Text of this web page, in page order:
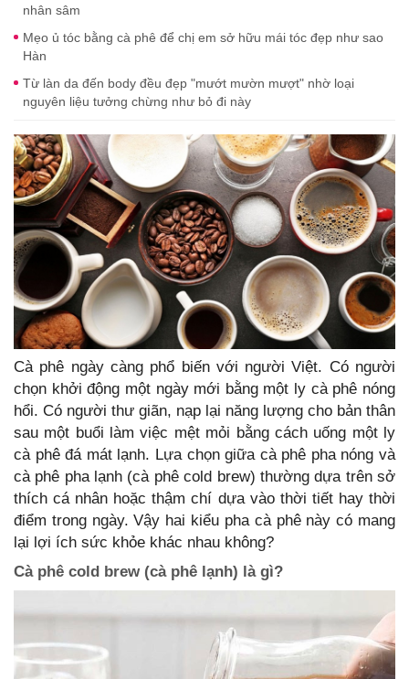
nhân sâm
Mẹo ủ tóc bằng cà phê để chị em sở hữu mái tóc đẹp như sao
Hàn
Từ làn da đến body đều đẹp "mướt mườn mượt" nhờ loại
nguyên liệu tưởng chừng như bỏ đi này
Cà phê ngày càng phổ biến với người Việt. Có người
chọn khởi động một ngày mới bằng một ly cà phê nóng
hổi. Có người thư giãn, nạp lại năng lượng cho bản thân
sau một buổi làm việc mệt mỏi bằng cách uống một ly
cà phê đá mát lạnh. Lựa chọn giữa cà phê pha nóng và
cà phê pha lạnh (cà phê cold brew) thường dựa trên sở
thích cá nhân hoặc thậm chí dựa vào thời tiết hay thời
điểm trong ngày. Vậy hai kiểu pha cà phê này có mang
lại lợi ích sức khỏe khác nhau không?
Cà phê cold brew (cà phê lạnh) là gì?